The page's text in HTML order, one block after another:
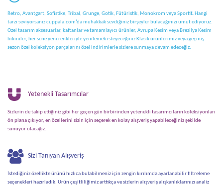
Retro, Avantgart, Sofistike, Tribal, Grunge, Gotik, Fütüristik, Monokrom veya Sportif..Hangi
tarzı seviyorsanız cuppala.com’da muhakkak sevdiğiniz birşeyler bulacağınızı umut ediyoruz.
Özel tasarım aksesuarlar, kaftanlar ve tamamlayıcı ürünler, Avrupa Kesim veya Brezilya Kesim
bikiniler, her sene yeni renkleriyle yenilemek isteyeceğiniz Klasik ürünlerimiz veya geçmiş
sezon özel koleksiyon parçalarını özel indirimlerle sizlere sunmaya devam edeceğiz.
Yetenekli Tasarımcılar
Sizlerin de takip ettiğiniz gibi her geçen gün birbirinden yetenekli tasarımcıların koleksiyonları
ön plana çıkıyor, en özellerini sizin için seçerek en kolay alışveriş yapabileceğiniz şekilde
sunuyor olacağız.
Sizi Tanıyan Alışveriş
İstediğiniz özellikte ürünü hızlıca bulabilmeniz için zengin kırılımda ayarlanabilir filtreleme
seçenekleri hazırladık. Ürün çeşitliliğimiz arttıkça ve sizlerin alışveriş alışkanlıklarınızı analiz